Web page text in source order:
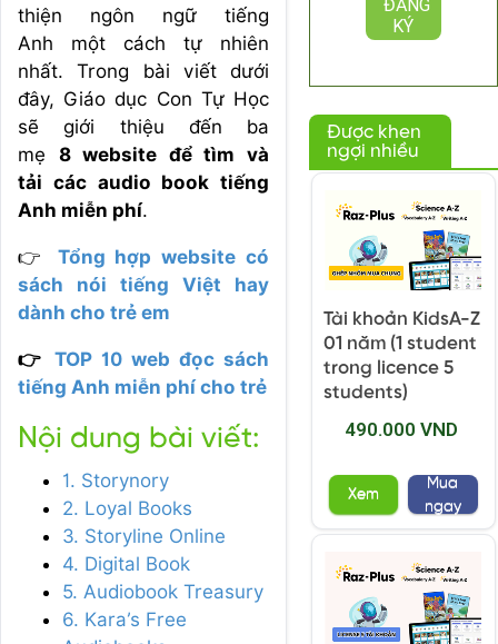
thiện ngôn ngữ tiếng
Anh một cách tự nhiên
nhất. Trong bài viết dưới
đây, Giáo dục Con Tự Học
sẽ giới thiệu đến ba
mẹ 8 website để tìm và
tải các audio book tiếng
Anh miễn phí.
👉 Tổng hợp website có
sách nói tiếng Việt hay
dành cho trẻ em
👉 TOP 10 web đọc sách
tiếng Anh miễn phí cho trẻ
Nội dung bài viết:
1. Storynory
2. Loyal Books
3. Storyline Online
4. Digital Book
5. Audiobook Treasury
6. Kara’s Free
Được khen
ngợi nhiều
Tài khoản KidsA-Z
01 năm (1 student
trong licence 5
students)
490.000 VND
Xem
Mua
ngay